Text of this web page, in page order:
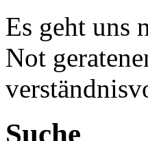
Es geht uns
Not
Suche